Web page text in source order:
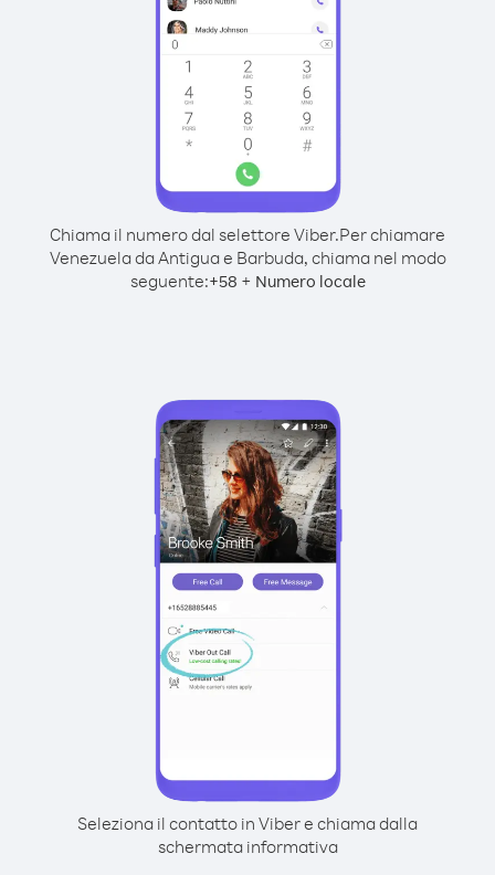
Chiama il numero dal selettore Viber.Per chiamare
Venezuela da Antigua e Barbuda, chiama nel modo
seguente:+58 + Numero locale
Seleziona il contatto in Viber e chiama dalla
schermata informativa